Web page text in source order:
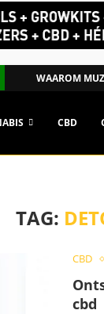
WAAROM
CBD
TAG:
CBD
cbd